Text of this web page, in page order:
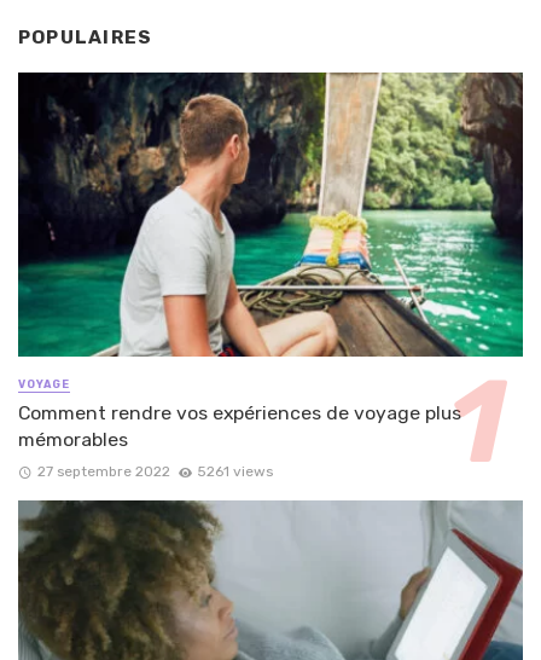
POPULAIRES
VOYAGE
Comment rendre vos expériences de voyage plus
mémorables
27 septembre 2022 5261 views